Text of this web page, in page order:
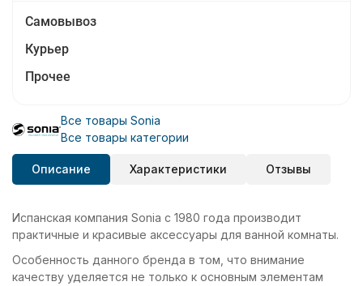
Самовывоз
Курьер
Прочее
Все товары Sonia
Все товары категории
Описание Характеристики Отзывы
Испанская компания Sonia с 1980 года производит
практичные и красивые аксессуары для ванной комнаты.
Особенность данного бренда в том, что внимание
качеству уделяется не только к основным элементам